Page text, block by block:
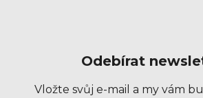
Odebírat
Vložte svůj e-mail a my vám